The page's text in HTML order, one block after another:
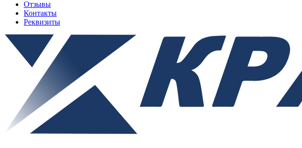
Отзывы
Контакты
Реквизиты